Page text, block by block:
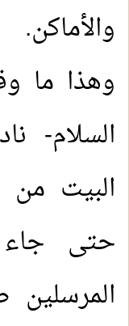
والأماكن.
وهذا ما
السلام-
البيت
حتى جاء